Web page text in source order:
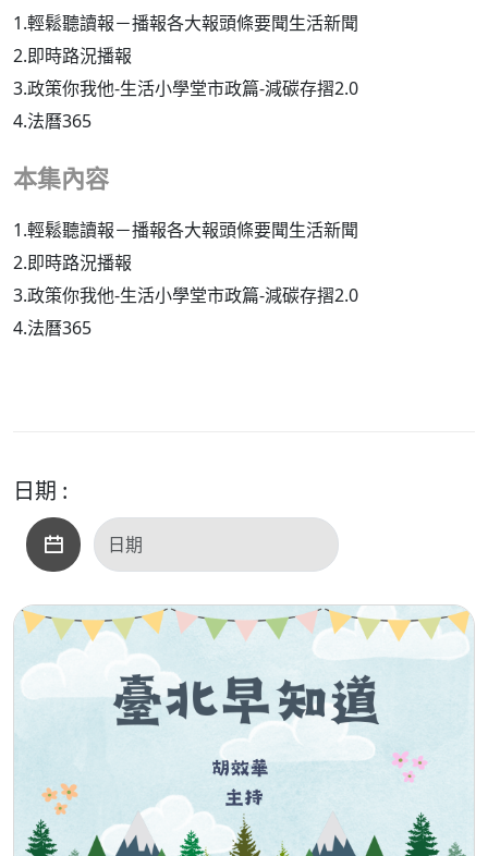
1.輕鬆聽讀報－播報各大報頭條要聞生活新聞
2.即時路況播報
3.政策你我他-生活小學堂市政篇-減碳存摺2.0
4.法曆365
本集內容
1.輕鬆聽讀報－播報各大報頭條要聞生活新聞
2.即時路況播報
3.政策你我他-生活小學堂市政篇-減碳存摺2.0
4.法曆365
日期 :